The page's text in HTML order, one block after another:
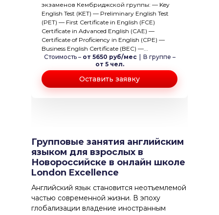
экзаменов Кембриджской группы: — Key
English Test (KET) — Preliminary English Test
(PET) — First Certificate in English (FCE)
Certificate in Advanced English (CAE) —
Certificate of Proficiency in English (CPE) —
Business English Certificate (BEC) —...
Стоимость – от 5650 руб/мес
В группе –
от 5 чел.
Оставить заявку
Групповые занятия английским
языком для взрослых в
Новороссийске в онлайн школе
London Excellence
Английский язык становится неотъемлемой
частью современной жизни. В эпоху
глобализации владение иностранным